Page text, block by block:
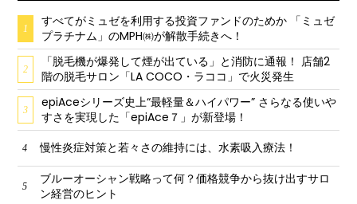
1
すべてがミュゼを利用する投資ファンドのためか 「ミュゼ
プラチナム」のMPH㈱が解散手続きへ！
2
「脱毛機が爆発して煙が出ている」と消防に通報！ 店舗2
階の脱毛サロン「LA COCO・ラココ」で火災発生
3
epiAceシリーズ史上“最軽量＆ハイパワー” さらなる使いや
すさを実現した「epiAce７」が新登場！
4 慢性炎症対策と若々さの維持には、水素吸入療法！
5
ブルーオーシャン戦略って何？価格競争から抜け出すサロ
ン経営のヒント